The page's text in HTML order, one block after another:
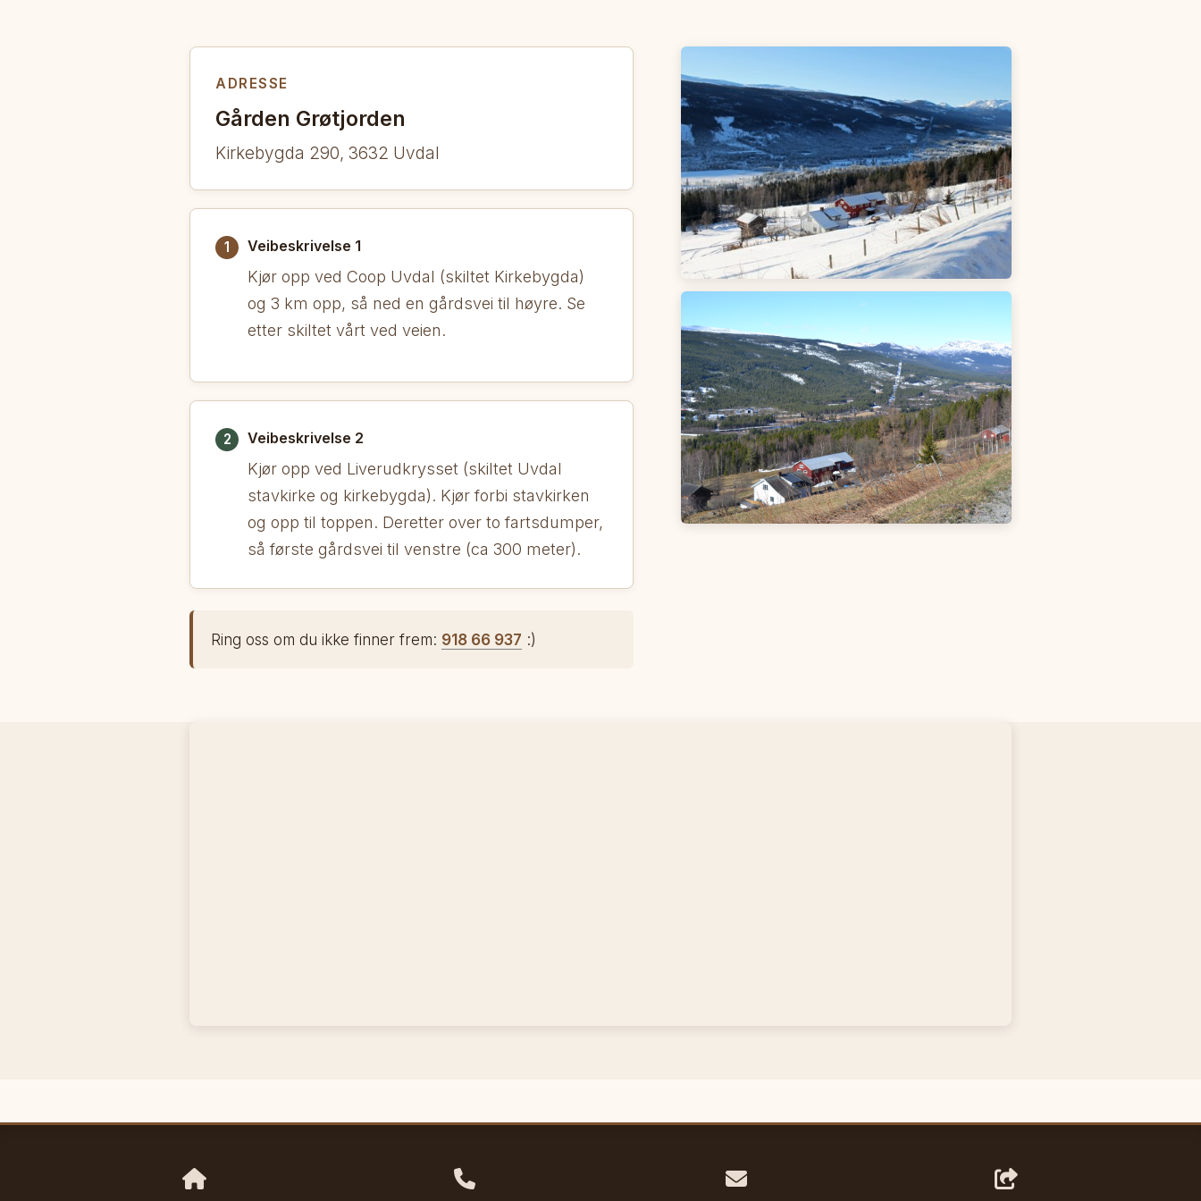
ADRESSE
Gården Grøtjorden
Kirkebygda 290, 3632 Uvdal
1 Veibeskrivelse 1
Kjør opp ved Coop Uvdal (skiltet Kirkebygda)
og 3 km opp, så ned en gårdsvei til høyre. Se
etter skiltet vårt ved veien.
2 Veibeskrivelse 2
Kjør opp ved Liverudkrysset (skiltet Uvdal
stavkirke og kirkebygda). Kjør forbi stavkirken
og opp til toppen. Deretter over to fartsdumper,
så første gårdsvei til venstre (ca 300 meter).
Ring oss om du ikke finner frem: 918 66 937 :)